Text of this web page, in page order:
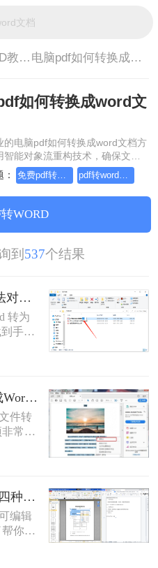
PDF转WORD教程> 电脑pdf如何转换成word文档
如何转换成word文
的电脑pdf如何转换成word文档方
智能对象流重构技术，确保文档
还原且排版不乱码。支持一键批
全链路 SSL 加密保障隐私安全。
实现电脑pdf如何转换成word文
装，高效办公。
免费pdf转word的三种方法
WORD
到 537个结果
PDF转Word的三种实用方法对比：可编辑、保格式、避风险！
转为
手的
就不
，很
文件
文
、文
比三
合适
电脑上PDF怎么免费转换成Word？四种方法对比与实操指南（附详细表格）!
件转
常高
不易
Word
转换
方法
pdf如何免费转化成word？四种方法对比与实操指南（附详细表格）
编辑
你快
汇总
：